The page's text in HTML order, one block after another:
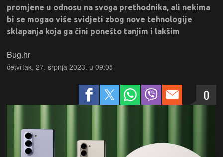
promjene u odnosu na svoga prethodnika, ali nekima
bi se mogao više svidjeti zbog nove tehnologije
sklapanja koja ga čini ponešto tanjim i lakšim
Bug.hr
četvrtak, 27. srpnja 2023. u 09:05
0